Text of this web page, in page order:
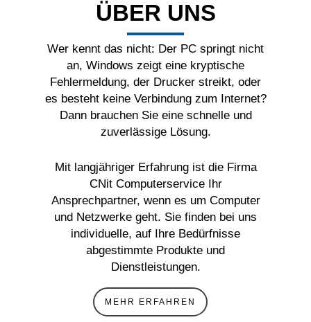
ÜBER UNS
Wer kennt das nicht: Der PC springt nicht
an, Windows zeigt eine kryptische
Fehlermeldung, der Drucker streikt, oder
es besteht keine Verbindung zum Internet?
Dann brauchen Sie eine schnelle und
zuverlässige Lösung.
Mit langjähriger Erfahrung ist die Firma
CNit Computerservice Ihr
Ansprechpartner, wenn es um Computer
und Netzwerke geht. Sie finden bei uns
individuelle, auf Ihre Bedürfnisse
abgestimmte Produkte und
Dienstleistungen.
MEHR ERFAHREN